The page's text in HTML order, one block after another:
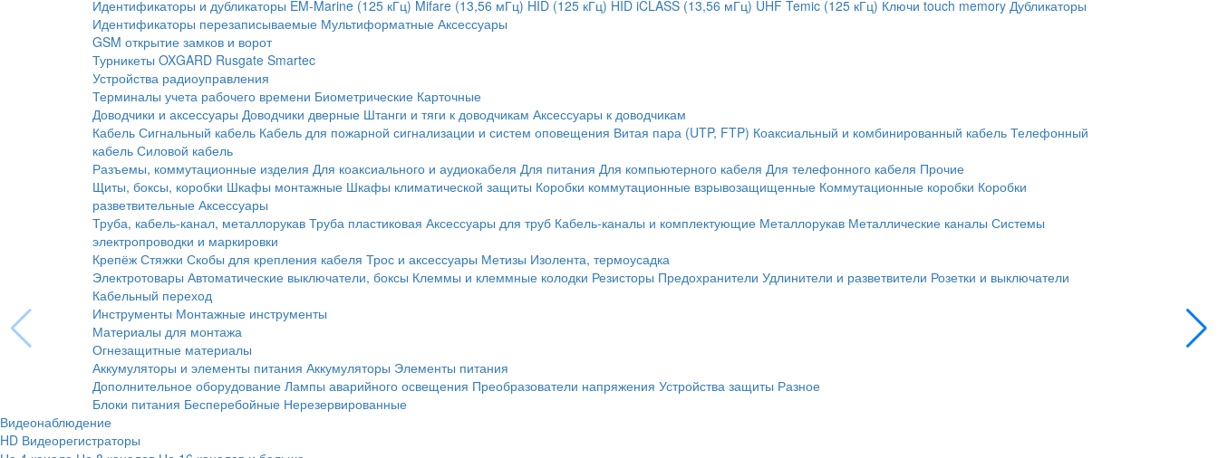
Идентификаторы и дубликаторы EM-Marine (125 кГц) Mifare (13,56 мГц) HID (125 кГц) HID iCLASS (13,56 мГц) UHF Temic (125 кГц) Ключи touch memory Дубликаторы
Идентификаторы перезаписываемые Мультиформатные Аксессуары
GSM открытие замков и ворот
Турникеты OXGARD Rusgate Smartec
Устройства радиоуправления
Терминалы учета рабочего времени Биометрические Карточные
Доводчики и аксессуары Доводчики дверные Штанги и тяги к доводчикам Аксессуары к доводчикам
Кабель Сигнальный кабель Кабель для пожарной сигнализации и систем оповещения Витая пара (UTP, FTP) Коаксиальный и комбинированный кабель Телефонный
кабель Силовой кабель
Разъемы, коммутационные изделия Для коаксиального и аудиокабеля Для питания Для компьютерного кабеля Для телефонного кабеля Прочие
Щиты, боксы, коробки Шкафы монтажные Шкафы климатической защиты Коробки коммутационные взрывозащищенные Коммутационные коробки Коробки
разветвительные Аксессуары
Труба, кабель-канал, металлорукав Труба пластиковая Аксессуары для труб Кабель-каналы и комплектующие Металлорукав Металлические каналы Системы
электропроводки и маркировки
Крепёж Стяжки Скобы для крепления кабеля Трос и аксессуары Метизы Изолента, термоусадка
Электротовары Автоматические выключатели, боксы Клеммы и клеммные колодки Резисторы Предохранители Удлинители и разветвители Розетки и выключатели
Кабельный переход
Инструменты Монтажные инструменты
Материалы для монтажа
Огнезащитные материалы
Аккумуляторы и элементы питания Аккумуляторы Элементы питания
Дополнительное оборудование Лампы аварийного освещения Преобразователи напряжения Устройства защиты Разное
Блоки питания Бесперебойные Нерезервированные
Видеонаблюдение
HD Видеорегистраторы